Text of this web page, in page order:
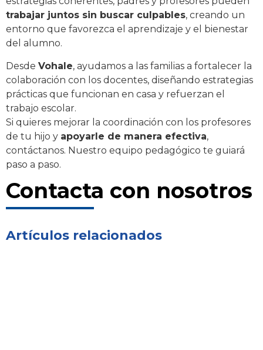
trabajar juntos sin buscar culpables, creando un
entorno que favorezca el aprendizaje y el bienestar
del alumno.
Desde Vohale, ayudamos a las familias a fortalecer la
colaboración con los docentes, diseñando estrategias
prácticas que funcionan en casa y refuerzan el
trabajo escolar.
Si quieres mejorar la coordinación con los profesores
de tu hijo y apoyarle de manera efectiva,
contáctanos. Nuestro equipo pedagógico te guiará
paso a paso.
Contacta con nosotros
Artículos relacionados